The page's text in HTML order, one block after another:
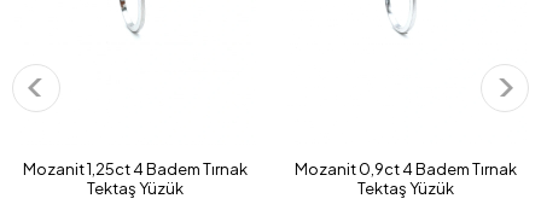
Mozanit 1,25ct 4 Badem Tırnak
Tektaş Yüzük
Mozanit 0,9ct 4 Badem Tırnak
Tektaş Yüzük